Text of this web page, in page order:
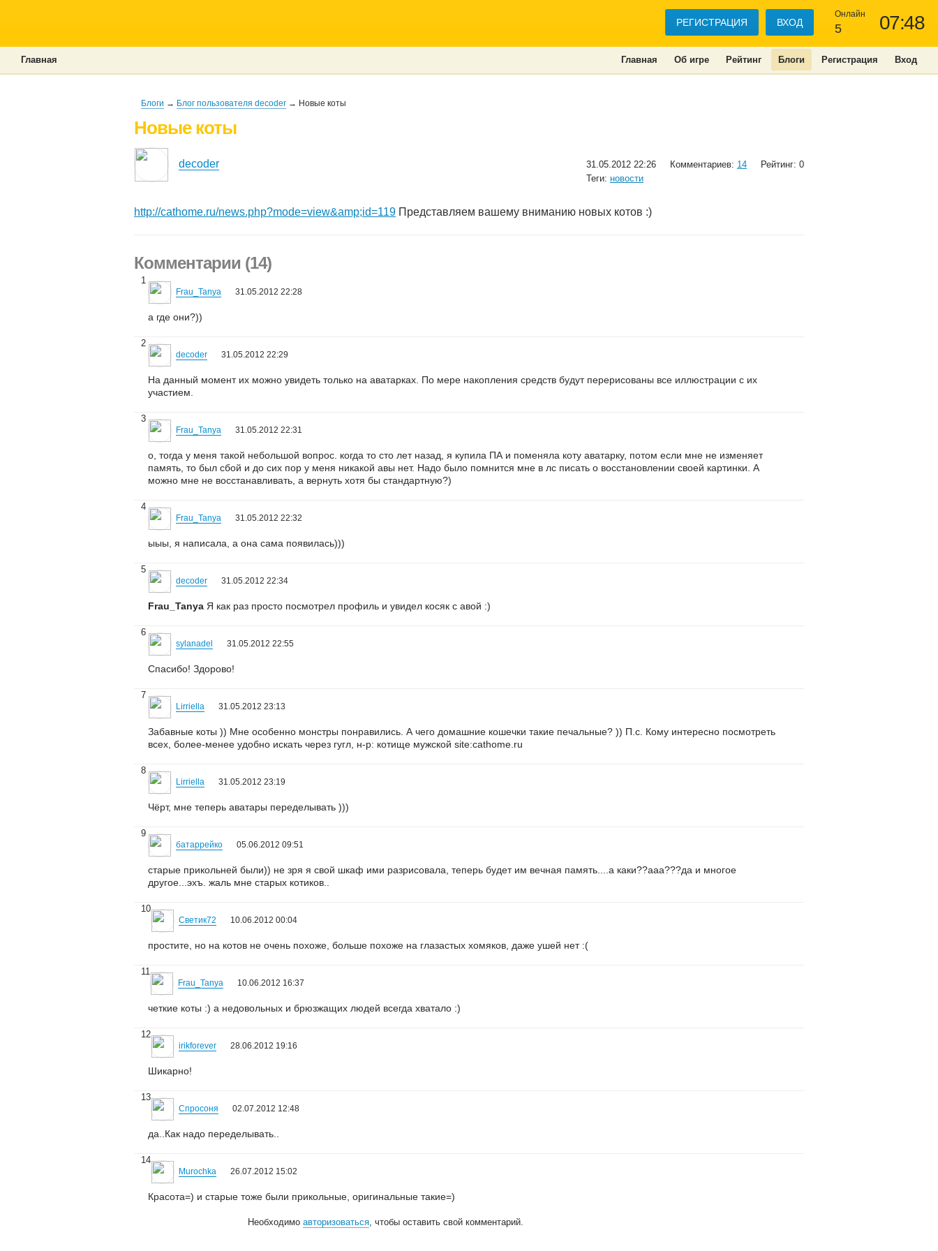
07:48
Онлайн
5
РЕГИСТРАЦИЯ ВХОД
Главная Об игре Рейтинг Блоги Регистрация Вход
Главная
Блоги → Блог пользователя decoder → Новые коты
Новые коты
decoder 31.05.2012 22:26 Комментариев: 14
Рейтинг: 0
Теги: новости
http://cathome.ru/news.php?mode=view&amp;id=119 Представляем вашему вниманию новых котов :)
Комментарии (14)
1
Frau_Tanya 31.05.2012 22:28
а где они?))
2
decoder 31.05.2012 22:29
На данный момент их можно увидеть только на аватарках. По мере накопления средств будут перерисованы все иллюстрации с их
участием.
3
Frau_Tanya 31.05.2012 22:31
о, тогда у меня такой небольшой вопрос. когда то сто лет назад, я купила ПА и поменяла коту аватарку, потом если мне не изменяет
память, то был сбой и до сих пор у меня никакой авы нет. Надо было помнится мне в лс писать о восстановлении своей картинки. А
можно мне не восстанавливать, а вернуть хотя бы стандартную?)
4
Frau_Tanya 31.05.2012 22:32
ыыы, я написала, а она сама появилась)))
5
decoder 31.05.2012 22:34
Frau_Tanya Я как раз просто посмотрел профиль и увидел косяк с авой :)
6
sylanadel 31.05.2012 22:55
Спасибо! Здорово!
7
Lirriella 31.05.2012 23:13
Забавные коты )) Мне особенно монстры понравились. А чего домашние кошечки такие печальные? )) П.с. Кому интересно посмотреть
всех, более-менее удобно искать через гугл, н-р: котище мужской site:cathome.ru
8
Lirriella 31.05.2012 23:19
Чёрт, мне теперь аватары переделывать )))
9
батаррейко 05.06.2012 09:51
старые прикольней были)) не зря я свой шкаф ими разрисовала, теперь будет им вечная память....а каки??ааа???да и многое
другое...эхъ. жаль мне старых котиков..
10
Светик72 10.06.2012 00:04
простите, но на котов не очень похоже, больше похоже на глазастых хомяков, даже ушей нет :(
11
Frau_Tanya 10.06.2012 16:37
четкие коты :) а недовольных и брюзжащих людей всегда хватало :)
12
irikforever 28.06.2012 19:16
Шикарно!
13
Спросоня 02.07.2012 12:48
да..Как надо переделывать..
14
Murochka 26.07.2012 15:02
Красота=) и старые тоже были прикольные, оригинальные такие=)
Необходимоавторизоваться, чтобы оставить свой комментарий.